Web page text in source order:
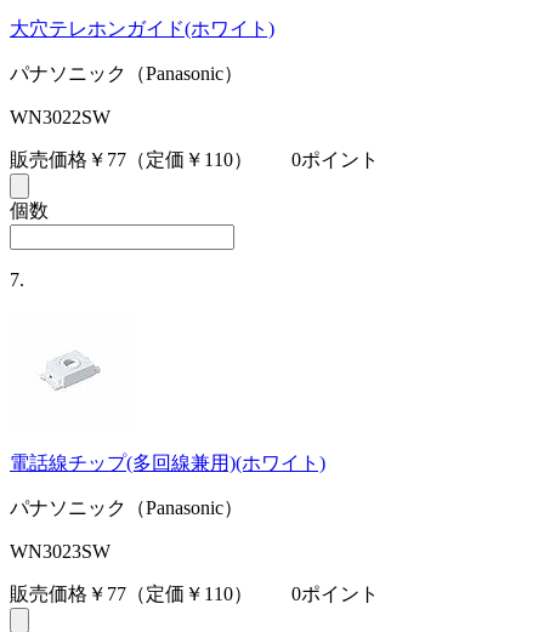
大穴テレホンガイド(ホワイト)
パナソニック（Panasonic）
WN3022SW
販売価格￥77 （定価￥110） 0ポイント
個数
7.
電話線チップ(多回線兼用)(ホワイト)
パナソニック（Panasonic）
WN3023SW
販売価格￥77 （定価￥110） 0ポイント